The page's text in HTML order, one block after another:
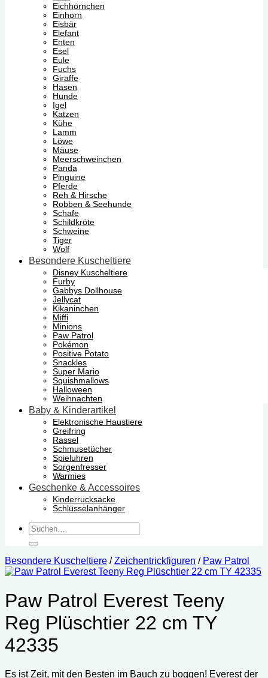
Eichhörnchen
Einhorn
Eisbär
Elefant
Enten
Esel
Eule
Fuchs
Giraffe
Hasen
Hunde
Igel
Katzen
Kühe
Lamm
Löwe
Mäuse
Meerschweinchen
Panda
Pinguine
Pferde
Reh & Hirsche
Robben & Seehunde
Schafe
Schildkröte
Schweine
Tiger
Wolf
Besondere Kuscheltiere
Disney Kuscheltiere
Furby
Gabbys Dollhouse
Jellycat
Kikaninchen
Miffi
Minions
Paw Patrol
Pokémon
Positive Potato
Snackles
Super Mario
Squishmallows
Halloween
Weihnachten
Baby & Kinderartikel
Elektronische Haustiere
Greifring
Rassel
Schmusetücher
Spieluhren
Sorgenfresser
Warmies
Geschenke & Accessoires
Kinderrucksäcke
Schlüsselanhänger
Suchen
nach:
Besondere Kuscheltiere / Zeichentrickfiguren / Paw Patrol
Paw Patrol Everest Teeny
Reg Plüschtier 22 cm TY
42335
Es ist Zeit, mit den Besten im Bauch zu boggen! Everest der